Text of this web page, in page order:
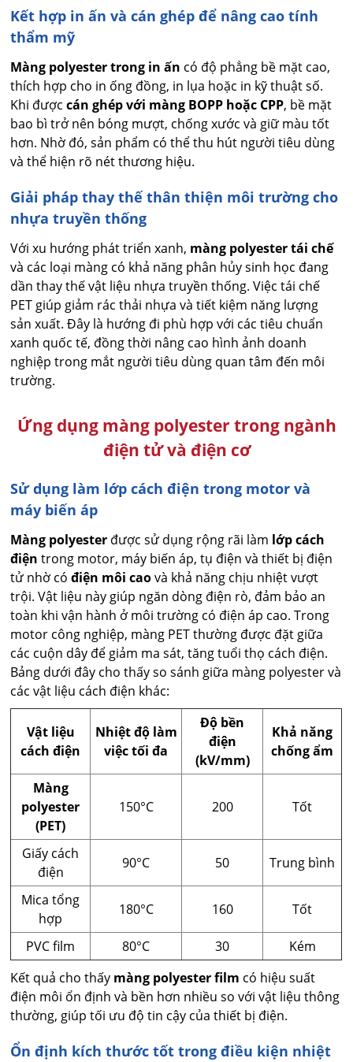
Kết hợp in ấn và cán ghép để nâng cao tính
thẩm mỹ
Màng polyester trong in ấn có độ phẳng bề mặt cao,
thích hợp cho in ống đồng, in lụa hoặc in kỹ thuật số.
Khi đượccán ghép với màng BOPP hoặc CPP, bề mặt
bao bì trở nên bóng mượt, chống xước và giữ màu tốt
hơn. Nhờ đó, sản phẩm có thể thu hút người tiêu dùng
và thể hiện rõ nét thương hiệu.
Giải pháp thay thế thân thiện môi trường cho
nhựa truyền thống
Với xu hướng phát triển xanh, màng polyester tái chế
và các loại màng có khả năng phân hủy sinh học đang
dần thay thế vật liệu nhựa truyền thống. Việc tái chế
PET giúp giảm rác thải nhựa và tiết kiệm năng lượng
sản xuất. Đây là hướng đi phù hợp với các tiêu chuẩn
xanh quốc tế, đồng thời nâng cao hình ảnh doanh
nghiệp trong mắt người tiêu dùng quan tâm đến môi
trường.
Ứng dụng màng polyester trong ngành
điện tử và điện cơ
Sử dụng làm lớp cách điện trong motor và
máy biến áp
Màng polyester được sử dụng rộng rãi làm lớp cách
điện trong motor, máy biến áp, tụ điện và thiết bị điện
tử nhờ cóđiện môi caovà khả năng chịu nhiệt vượt
trội. Vật liệu này giúp ngăn dòng điện rò, đảm bảo an
toàn khi vận hành ở môi trường có điện áp cao. Trong
motor công nghiệp, màng PET thường được đặt giữa
các cuộn dây để giảm ma sát, tăng tuổi thọ cách điện.
Bảng dưới đây cho thấy so sánh giữa màng polyester và
các vật liệu cách điện khác:
Vật liệu
cách điện
Nhiệt độ làm
việc tối đa
Độ bền
điện
(kV/mm)
Khả năng
chống ẩm
Màng
polyester
(PET)
150°C 200 Tốt
Giấy cách
điện
90°C 50 Trung bình
Mica tổng
hợp
180°C 160 Tốt
PVC film 80°C 30
Kém
Kết quả cho thấy màng polyester film có hiệu suất
điện môi ổn định và bền hơn nhiều so với vật liệu thông
thường, giúp tối ưu độ tin cậy của thiết bị điện.
Ổn định kích thước tốt trong điều kiện nhiệt